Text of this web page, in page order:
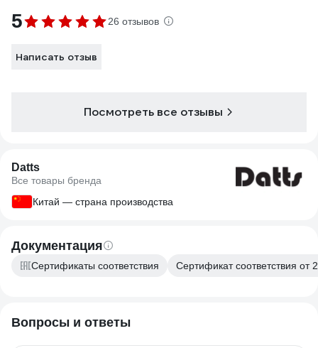
5 26 отзывов
Написать отзыв
Посмотреть все отзывы
Datts
Все товары бренда
Китай — страна производства
Документация
Сертификаты соответствия Сертификат соответствия от
Вопросы и ответы